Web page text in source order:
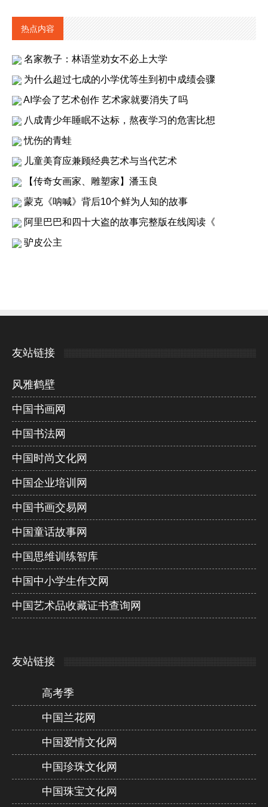
热点内容
名家教子：林语堂劝女不必上大学
为什么超过七成的小学优等生到初中成绩会骤
AI学会了艺术创作 艺术家就要消失了吗
八成青少年睡眠不达标，熬夜学习的危害比想
忧伤的青蛙
儿童美育应兼顾经典艺术与当代艺术
【传奇女画家、雕塑家】潘玉良
蒙克《呐喊》背后10个鲜为人知的故事
阿里巴巴和四十大盗的故事完整版在线阅读《
驴皮公主
友站链接
风雅鹤壁
中国书画网
中国书法网
中国时尚文化网
中国企业培训网
中国书画交易网
中国童话故事网
中国思维训练智库
中国中小学生作文网
中国艺术品收藏证书查询网
友站链接
高考季
中国兰花网
中国爱情文化网
中国珍珠文化网
中国珠宝文化网